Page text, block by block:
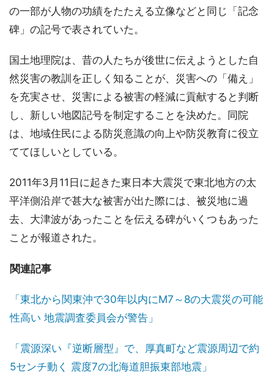
の一部が人物の功績をたたえる立像などと同じ「記念
碑」の記号で表されていた。
国土地理院は、昔の人たちが後世に伝えようとした自
然災害の教訓を正しく知ることが、災害への「備え」
を充実させ、災害による被害の軽減に貢献すると判断
し、新しい地図記号を制定することを決めた。同院
は、地域住民による防災意識の向上や防災教育に役立
ててほしいとしている。
2011年3月11日に起きた東日本大震災で東北地方の太
平洋側沿岸で甚大な被害が出た際には、被災地に過
去、大津波があったことを伝える碑がいくつもあった
ことが報道された。
関連記事
「東北から関東沖で30年以内にM7～8の大震災の可能
性高い 地震調査委員会が警告」
「震源深い『逆断層型』で、厚真町など震源周辺で約
5センチ動く 震度7の北海道胆振東部地震」